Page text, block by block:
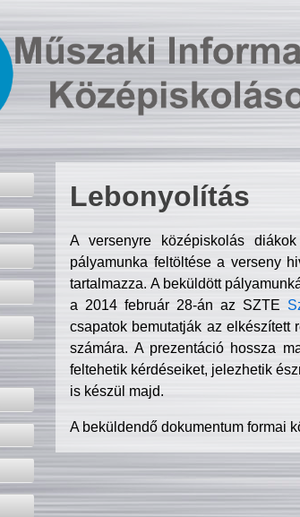
Lebonyolítás
A versenyre középiskolás
pályamunka feltöltése a verseny
tartalmazza. A beküldött
a 2014 február 28-án az SZTE
csapatok bemutatják az elkészített
számára. A prezentáció hossza
feltehetik kérdéseiket, jelezhetik
is készül majd.
A beküldendő dokumentum formai